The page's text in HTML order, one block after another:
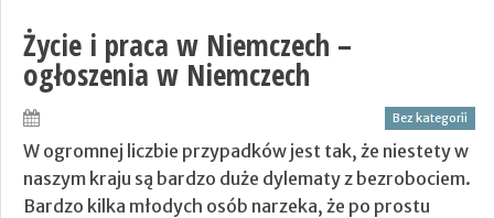
Życie i praca w Niemczech –
ogłoszenia w Niemczech
Bez kategorii
W ogromnej liczbie przypadków jest tak, że niestety w
naszym kraju są bardzo duże dylematy z bezrobociem.
Bardzo kilka młodych osób narzeka, że po prostu